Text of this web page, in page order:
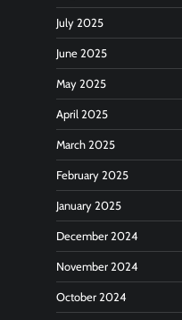
July 2025
June 2025
May 2025
April 2025
March 2025
February 2025
January 2025
December 2024
November 2024
October 2024